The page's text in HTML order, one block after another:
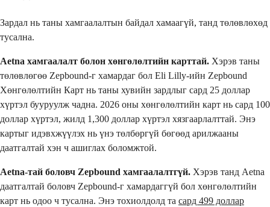
Зардал нь таны хамгаалалтын байдал хамаагүй, танд төлөвлөхөд
тусална.
Aetna хамгаалалт болон хөнгөлөлтийн карттай. Хэрэв таны
төлөвлөгөө Zepbound-г хамардаг бол Eli Lilly-ийн Zepbound
Хөнгөлөлтийн Карт нь таны хувийн зардлыг сард 25 доллар
хүртэл бууруулж чадна. 2026 оны хөнгөлөлтийн карт нь сард 100
доллар хүртэл, жилд 1,300 доллар хүртэл хязгаарлалттай. Энэ
картыг идэвхжүүлэх нь үнэ төлбөргүй бөгөөд арилжааны
даатгалтай хэн ч ашиглах боломжтой.
Aetna-тай боловч Zepbound хамгаалалтгүй. Хэрэв танд Aetna
даатгалтай боловч Zepbound-г хамардаггүй бол хөнгөлөлтийн
карт нь одоо ч тусална. Энэ тохиолдолд та сард 499 доллар